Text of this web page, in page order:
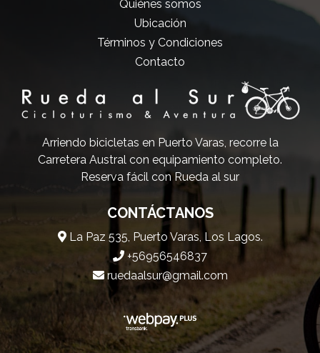
Quiénes somos
Ubicación
Términos y Condiciones
Contacto
Arriendo bicicletas en Puerto Varas, recorre la
Carretera Austral con equipamiento completo.
Reserva fácil con Rueda al sur
CONTÁCTANOS
La Paz 535, Puerto Varas, Los Lagos.
+56956546837
ruedaalsur@gmail.com